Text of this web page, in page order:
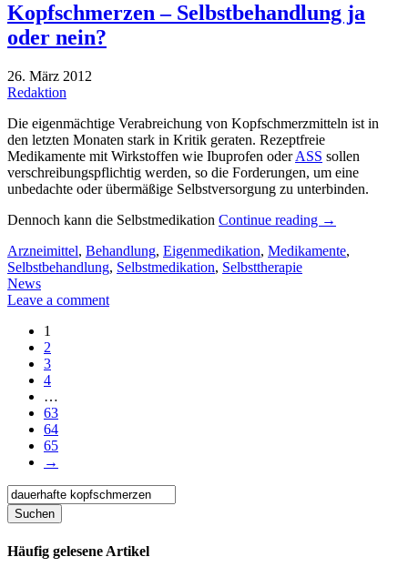
Kopfschmerzen – Selbstbehandlung ja
oder nein?
26. März 2012
Redaktion
Die eigenmächtige Verabreichung von Kopfschmerzmitteln ist in
den letzten Monaten stark in Kritik geraten. Rezeptfreie
Medikamente mit Wirkstoffen wie Ibuprofen oderASS sollen
verschreibungspflichtig werden, so die Forderungen, um eine
unbedachte oder übermäßige Selbstversorgung zu unterbinden.
Dennoch kann die Selbstmedikation Continue reading →
Arzneimittel, Behandlung, Eigenmedikation, Medikamente,
Selbstbehandlung, Selbstmedikation, Selbsttherapie
News
Leave a comment
1
2
3
4
…
63
64
65
→
Häufig gelesene Artikel